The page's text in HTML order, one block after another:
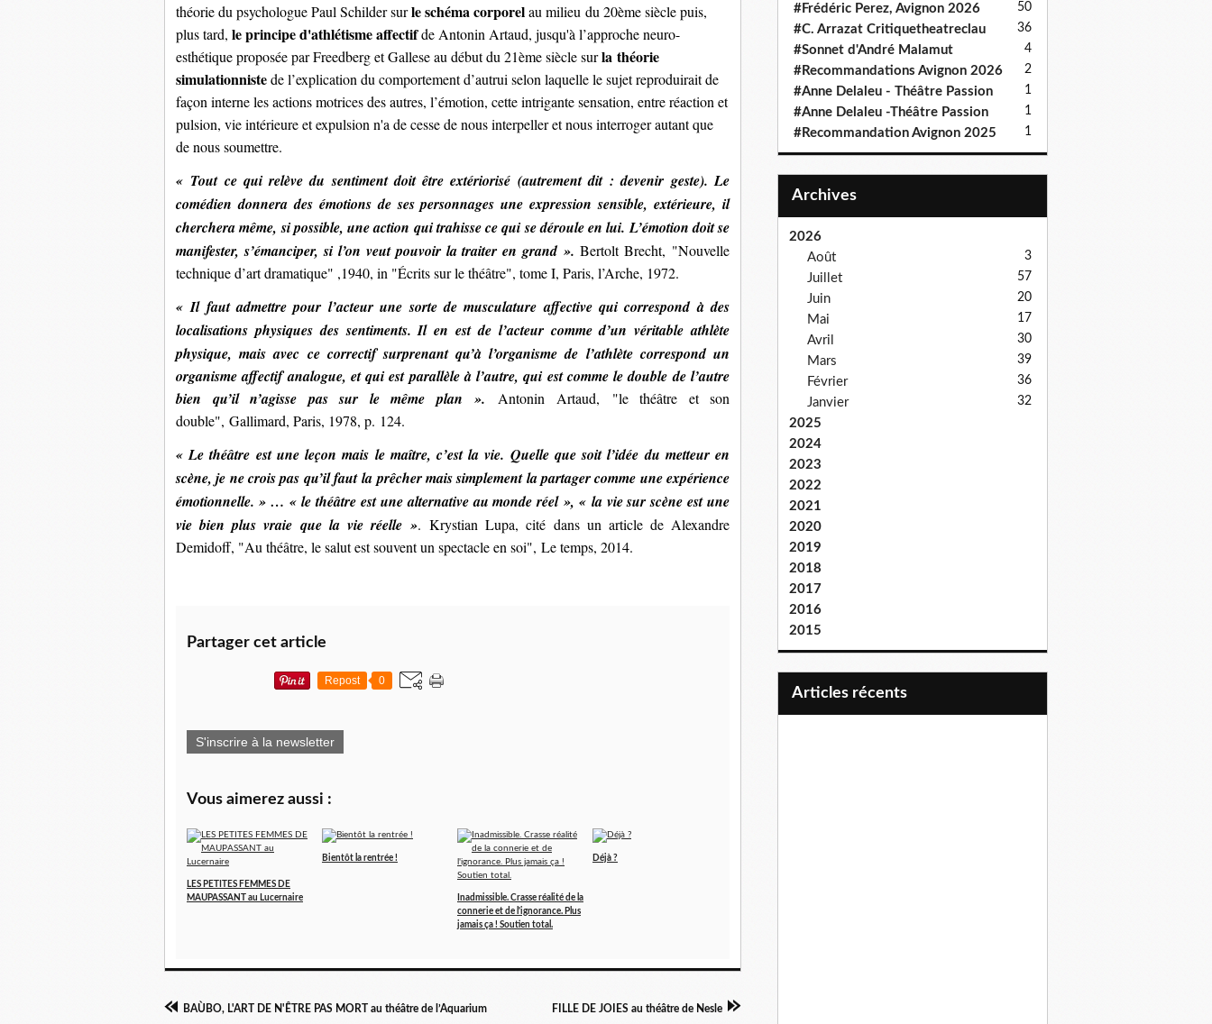
théorie du psychologue Paul Schilder surle schéma corporelau milieu du 20ème siècle puis,
plus tard, le principe d'athlétisme affectifde Antonin Artaud, jusqu'à l’approche neuro-
esthétique proposée par Freedberg et Gallese au début du 21ème siècle surla théorie
simulationnistede l’explication du comportement d’autrui selon laquelle le sujet reproduirait de
façon interne les actions motrices des autres, l’émotion, cette intrigante sensation, entre réaction et
pulsion, vie intérieure et expulsion n'a de cesse de nous interpeller et nous interroger autant que
de nous soumettre.
« Tout ce qui relève du sentiment doit être extériorisé (autrement dit : devenir geste). Le
comédien donnera des émotions de ses personnages une expression sensible, extérieure, il
cherchera même, si possible, une action qui trahisse ce qui se déroule en lui. L’émotion doit se
manifester, s’émanciper, si l’on veut pouvoir la traiter en grand ». Bertolt Brecht, "Nouvelle
technique d’art dramatique" ,1940, in "Écrits sur le théâtre", tome I, Paris, l’Arche, 1972.
« Il faut admettre pour l’acteur une sorte de musculature affective qui correspond à des
localisations physiques des sentiments. Il en est de l’acteur comme d’un véritable athlète
physique, mais avec ce correctif surprenant qu’à l’organisme de l’athlète correspond un
organisme affectif analogue, et qui est parallèle à l’autre, qui est comme le double de l’autre
bien qu’il n’agisse pas sur le même plan ». Antonin Artaud, "le théâtre et son
double", Gallimard, Paris, 1978, p. 124.
« Le théâtre est une leçon mais le maître, c’est la vie. Quelle que soit l’idée du metteur en
scène, je ne crois pas qu’il faut la prêcher mais simplement la partager comme une expérience
émotionnelle. » … « le théâtre est une alternative au monde réel », « la vie sur scène est une
vie bien plus vraie que la vie réelle ».Krystian Lupa, cité dans un article de Alexandre
Demidoff, "Au théâtre, le salut est souvent un spectacle en soi", Le temps, 2014.
Partager cet article
Repost 0
S'inscrire à la newsletter
Vous aimerez aussi :
LES PETITES FEMMES DE
MAUPASSANT au Lucernaire
Bientôt la rentrée !
Inadmissible. Crasse réalité de la
connerie et de l'ignorance. Plus
jamais ça ! Soutien total.
Déjà ?
BAÙBO, L'ART DE N'ÊTRE PAS MORT au théâtre de l’Aquarium FILLE DE JOIES au théâtre de Nesle
#Frédéric Perez, Avignon 2026 50
#C. Arrazat Critiquetheatreclau 36
#Sonnet d'André Malamut 4
#Recommandations Avignon 2026 2
#Anne Delaleu - Théâtre Passion 1
#Anne Delaleu -Théâtre Passion 1
#Recommandation Avignon 2025 1
Archives
2026
Août
3
Juillet 57
Juin 20
Mai 17
Avril 30
Mars 39
Février 36
Janvier 32
2025
2024
2023
2022
2021
2020
2019
2018
2017
2016
2015
articles récents